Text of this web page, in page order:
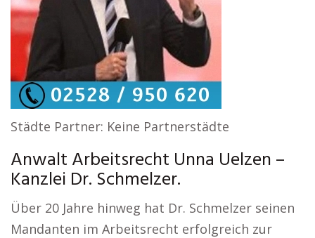
Städte Partner: Keine Partnerstädte
Anwalt Arbeitsrecht Unna Uelzen –
Kanzlei Dr. Schmelzer.
Über 20 Jahre hinweg hat Dr. Schmelzer seinen
Mandanten im Arbeitsrecht erfolgreich zur